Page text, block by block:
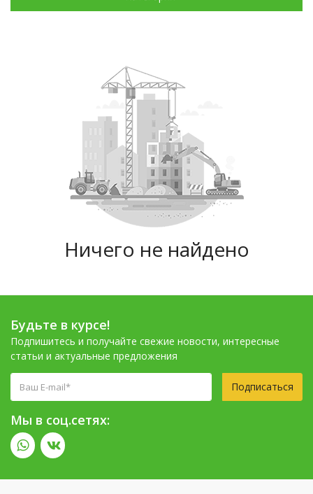
Ничего не найдено
Будьте в курсе!
Подпишитесь и получайте свежие новости, интересные
статьи и актуальные предложения
Подписаться
Мы в соц.сетях: